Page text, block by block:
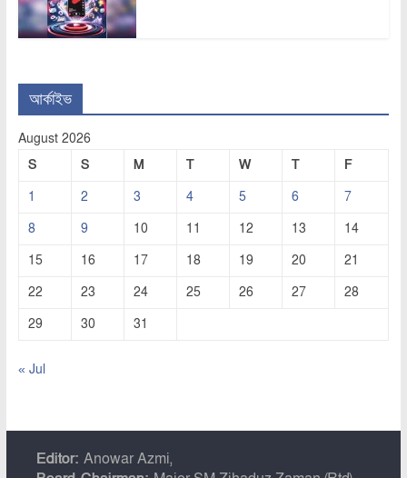
আর্কাইভ
August 2026
S
S M T W T
F
1
2 3 4 5 6
7
8
9 10 11 12 13
14
15
16 17 18 19 20
21
22
23 24 25 26 27
28
29
30 31
« Jul
Editor: Anowar Azmi,